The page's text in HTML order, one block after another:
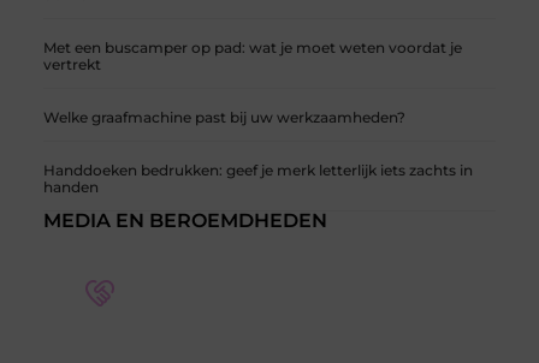
Met een buscamper op pad: wat je moet weten voordat je
vertrekt
Welke graafmachine past bij uw werkzaamheden?
Handdoeken bedrukken: geef je merk letterlijk iets zachts in
handen
MEDIA EN BEROEMDHEDEN